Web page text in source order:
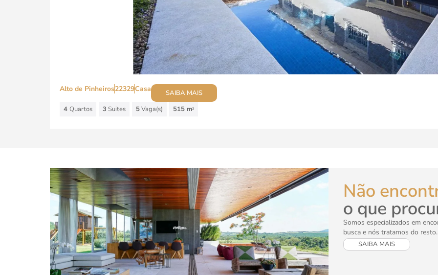
Alto de Pinheiros22329Casa
SAIBA MAIS
4 Quartos 3 Suites 5Vaga(s) 515 m2
Não
o que
Somos especializados em
busca e nós tratamos do resto.
SAIBA MAIS